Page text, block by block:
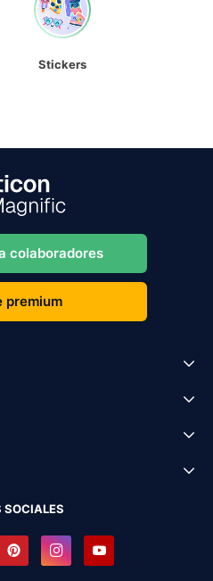
Stickers
colaboradores
premium
SOCIALES